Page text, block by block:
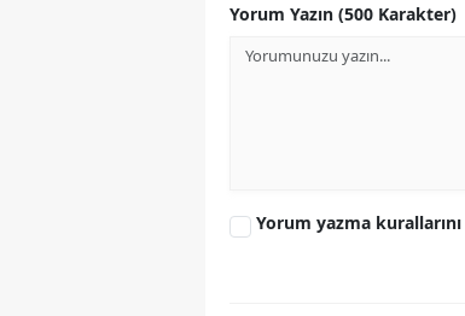
Yorum Yazın (500 Karakter)
Yorum yazma kurallarını